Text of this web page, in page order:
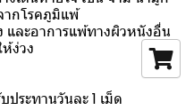
กโรคภูมิแพ้
และอาการแพ้ทางผิวหนังอื่น
วง
ระทานวันละ 1 เม็ด